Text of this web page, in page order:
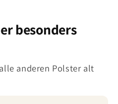
besonders
anderen Polster alt